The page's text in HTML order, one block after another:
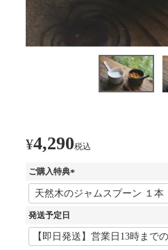
¥4,290税込
ご購入特典
(
必
発送予定日